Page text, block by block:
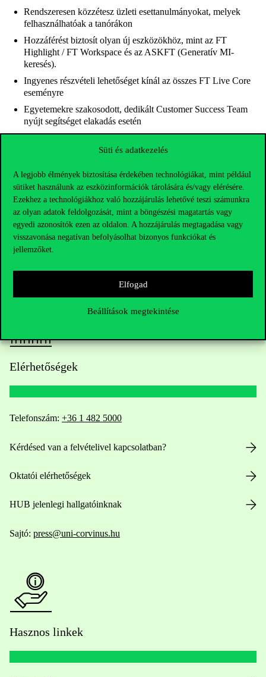
Süti és adatkezelés
A legjobb élmények biztosítása érdekében technológiákat, mint például
sütiket használunk az eszközinformációk tárolására és/vagy elérésére.
Ezekhez a technológiákhoz való hozzájárulás lehetővé teszi számunkra
az olyan adatok feldolgozását, mint a böngészési magatartás vagy
egyedi azonosítók ezen az oldalon. A hozzájárulás megtagadása vagy
visszavonása negatívan befolyásolhat bizonyos funkciókat és
jellemzőket.
Elfogad
Beállítások megtekintése
Rendszeresen közzétesz üzleti esettanulmányokat, melyek
felhasználhatóak a tanórákon
Hozzáférést biztosít olyan új eszközökhöz, mint az FT
Highlight / FT Workspace és az ASKFT (Generatív MI-
keresés).
Ingyenes részvételi lehetőséget kínál az összes FT Live Core
eseményre
Egyetemekre szakosodott, dedikált Customer Success Team
nyújt segítséget elakadás esetén
Az elérés IP-alapú, de regisztrációt igényel, melyet a
Elérhetőségek
Telefonszám: +36 1 482 5000
Kérdésed van a felvételivel kapcsolatban?
Oktatói elérhetőségek
HUB jelenlegi hallgatóinknak
Sajtó: press@uni-corvinus.hu
Hasznos linkek